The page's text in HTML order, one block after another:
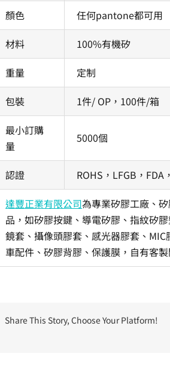
顏色
任何pantone都可用
材料
100%有機矽
重量
定制
包裝
1件/ OP，100件/箱
最小訂購
量
5000個
認證
ROHS，LFGB，FDA
達豐正業有限公司為專業矽膠工廠、
品，如矽膠按鍵、導電矽膠、指紋矽
鏡套、攝像頭膠套、感光器膠套、
車配件、矽膠背膠、保護膜，自有客
Share This Story, Choose Your Platform!